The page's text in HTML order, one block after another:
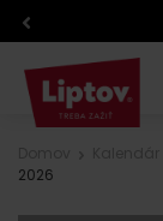
2026